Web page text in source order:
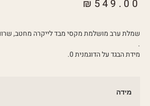
₪ 549.00
שמלת ערב מושלמת מקסי מבד לייקרה מחטב,
.
מידת הבגד על הדוגמנית 0.
מידה